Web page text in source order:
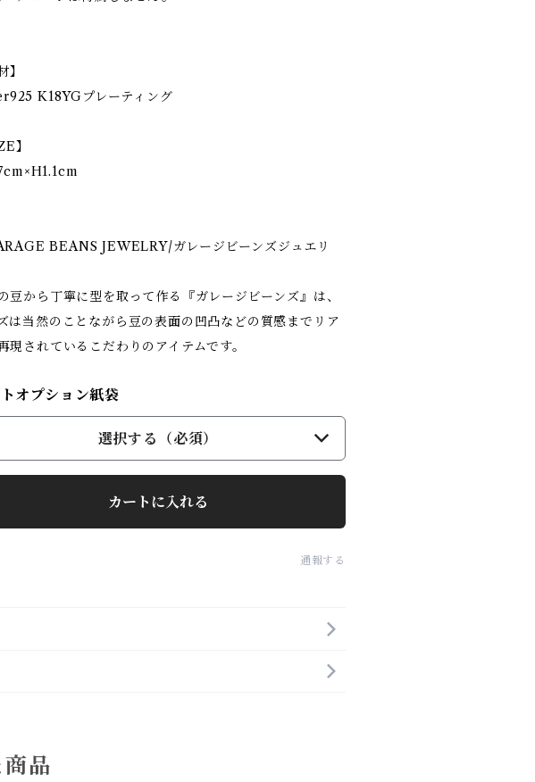
】
K18YGプレーティング
】
BEANS JEWELRY/ガレージビーンズジュエリ
豆から丁寧に型を取って作る『ガレージビーンズ』は、
は当然のことながら豆の表面の凹凸などの質感までリア
現されているこだわりのアイテムです。
オプション紙袋
選択する（必須）
カートに入れる
通報する
品